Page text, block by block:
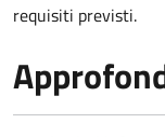
requisiti previsti.